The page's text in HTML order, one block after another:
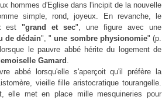
hommes d'Eglise dans l'incipit de la nouvelle
simple, rond, joyeux. En revanche, le
est "grand et sec", une figure avec une
de dédain", "une sombre physionomie" (p.
le pauvre abbé hérite du logement de
Gamard .
abbé lorsqu'elle s'aperçoit qu'il préfère la
vieille fille aristocratique tourangelle.
elle met en place mille mesquineries pour